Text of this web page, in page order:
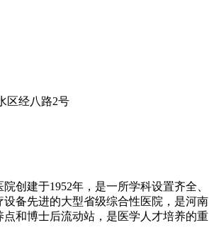
区经八路2号
创建于1952年，是一所学科设置齐全、
设备先进的大型省级综合性医院，是河南
点和博士后流动站，是医学人才培养的重